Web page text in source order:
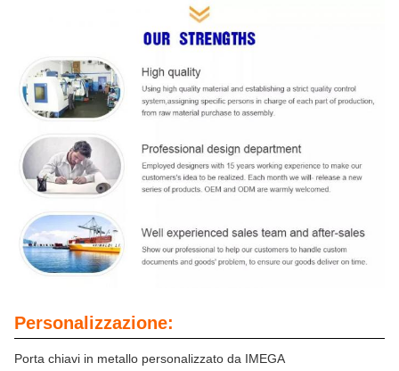
Personalizzazione:
Porta chiavi in metallo personalizzato da IMEGA